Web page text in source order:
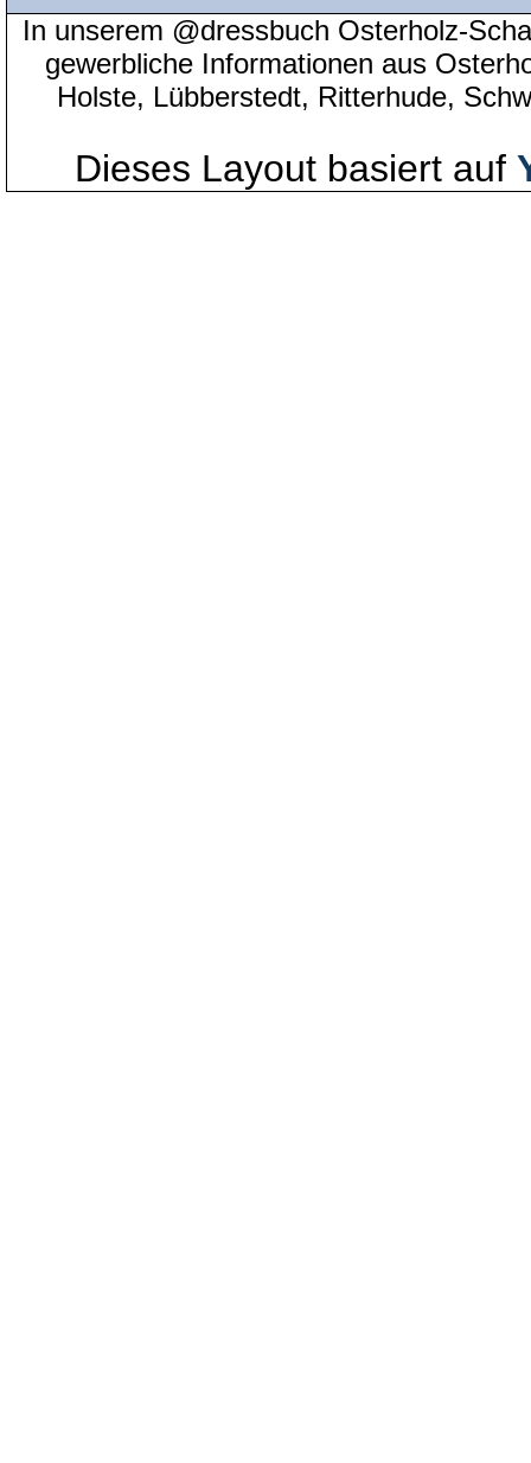
In unserem @dressbuch Osterholz-
gewerbliche Informationen aus
Holste, Lübberstedt, Ritterhude,
Dieses Layout basiert auf